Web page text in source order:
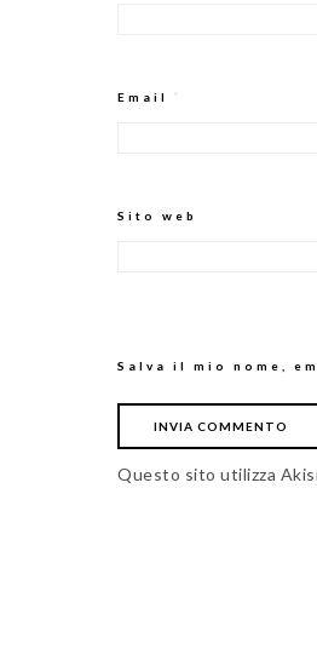
Email *
Sito web
Salva il mio nome,
Questo sito utilizza